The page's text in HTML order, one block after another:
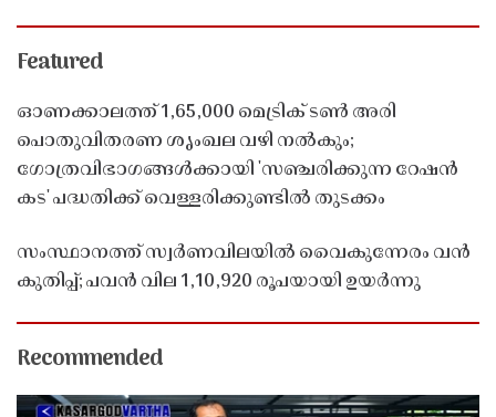
Featured
ഓണക്കാലത്ത് 1,65,000 മെട്രിക് ടൺ അരി
പൊതുവിതരണ ശൃംഖല വഴി നൽകും;
ഗോത്രവിഭാഗങ്ങൾക്കായി 'സഞ്ചരിക്കുന്ന റേഷൻ
കട' പദ്ധതിക്ക് വെള്ളരിക്കുണ്ടിൽ തുടക്കം
സംസ്ഥാനത്ത് സ്വർണവിലയിൽ വൈകുന്നേരം വൻ
കുതിപ്പ്; പവൻ വില 1,10,920 രൂപയായി ഉയർന്നു
Recommended